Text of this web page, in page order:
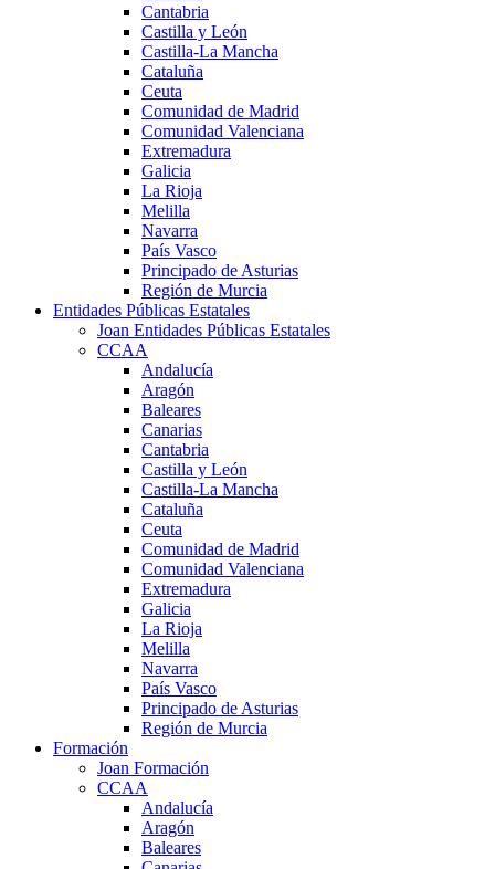
Cantabria
Castilla y León
Castilla-La Mancha
Cataluña
Ceuta
Comunidad de Madrid
Comunidad Valenciana
Extremadura
Galicia
La Rioja
Melilla
Navarra
País Vasco
Principado de Asturias
Región de Murcia
Entidades Públicas Estatales
Joan Entidades Públicas Estatales
CCAA
Andalucía
Aragón
Baleares
Canarias
Cantabria
Castilla y León
Castilla-La Mancha
Cataluña
Ceuta
Comunidad de Madrid
Comunidad Valenciana
Extremadura
Galicia
La Rioja
Melilla
Navarra
País Vasco
Principado de Asturias
Región de Murcia
Formación
Joan Formación
CCAA
Andalucía
Aragón
Baleares